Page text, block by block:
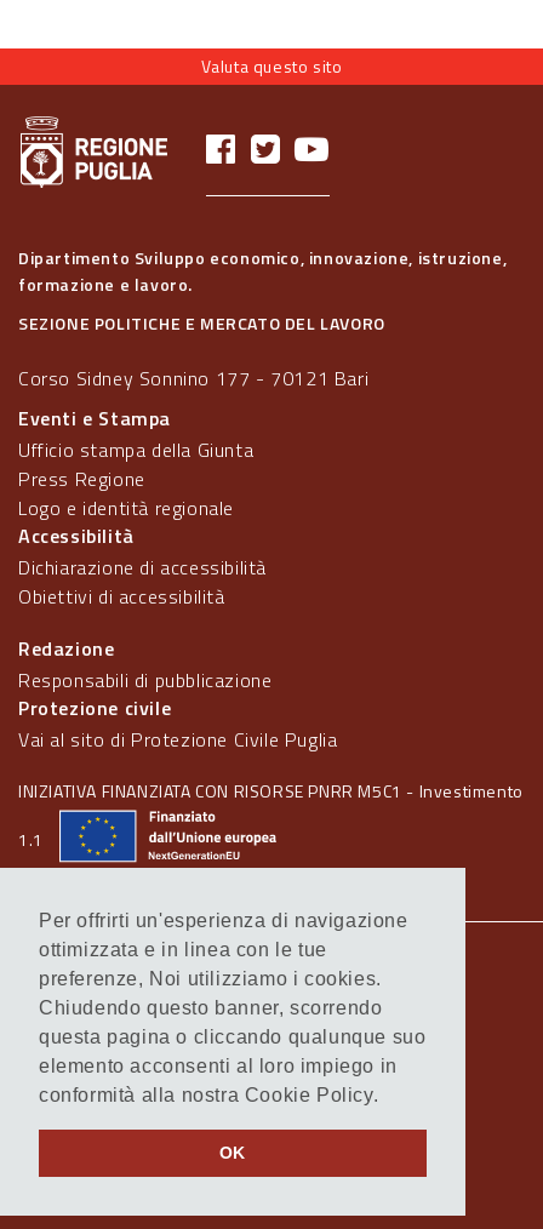
Per offrirti un'esperienza di navigazione
ottimizzata e in linea con le tue
preferenze, Noi utilizziamo i cookies.
Chiudendo questo banner, scorrendo
questa pagina o cliccando qualunque suo
elemento acconsenti al loro impiego in
conformità alla nostra Cookie Policy.
OK
Valuta questo sito
Dipartimento Sviluppo economico, innovazione, istruzione,
formazione e lavoro.
SEZIONE POLITICHE E MERCATO DEL LAVORO
Corso Sidney Sonnino 177 - 70121 Bari
Eventi e Stampa
Ufficio stampa della Giunta
Press Regione
Logo e identità regionale
Accessibilità
Dichiarazione di accessibilità
Obiettivi di accessibilità
Redazione
Responsabili di pubblicazione
Protezione civile
Vai al sito di Protezione Civile Puglia
INIZIATIVA FINANZIATA CON RISORSE PNRR M5C1 - Investimento
1.1
Note legali
Informativa Cookie
Informativa Privacy
Amministrazione trasparente
Atti di notifica
Feed RSS
Servizi Intranet